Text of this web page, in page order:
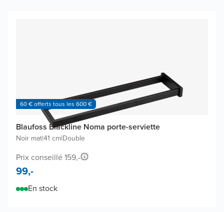
60 € offerts tous les 600 €
Blaufoss Blackline Noma porte-serviette
Noir mat|41 cm|Double
Prix conseillé 159,-
99,-
En stock